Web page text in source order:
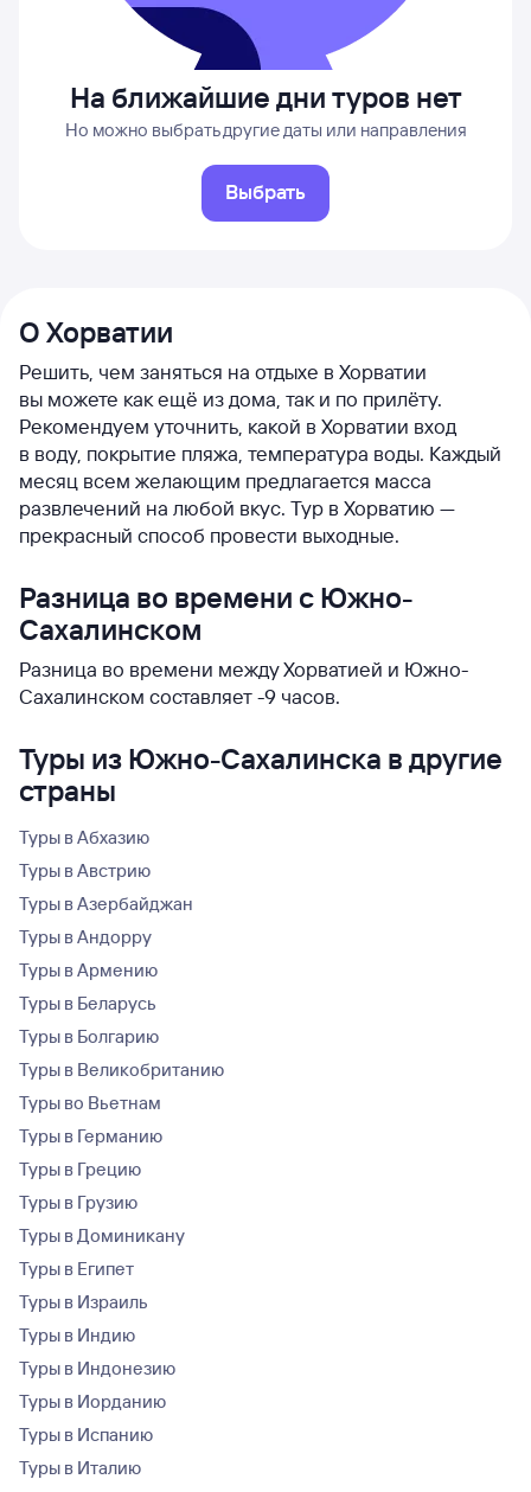
На ближайшие дни туров нет
Но можно выбрать другие даты или направления
Выбрать
О Хорватии
Решить, чем заняться на отдыхе в Хорватии
вы можете как ещё из дома, так и по прилёту.
Рекомендуем уточнить, какой в Хорватии вход
в воду, покрытие пляжа, температура воды. Каждый
месяц всем желающим предлагается масса
развлечений на любой вкус. Тур в Хорватию —
прекрасный способ провести выходные.
Разница во времени с Южно-
Сахалинском
Разница во времени между Хорватией и Южно-
Сахалинском составляет -9 часов.
Туры из Южно-Сахалинска в другие
страны
Туры в Абхазию
Туры в Австрию
Туры в Азербайджан
Туры в Андорру
Туры в Армению
Туры в Беларусь
Туры в Болгарию
Туры в Великобританию
Туры во Вьетнам
Туры в Германию
Туры в Грецию
Туры в Грузию
Туры в Доминикану
Туры в Египет
Туры в Израиль
Туры в Индию
Туры в Индонезию
Туры в Иорданию
Туры в Испанию
Туры в Италию